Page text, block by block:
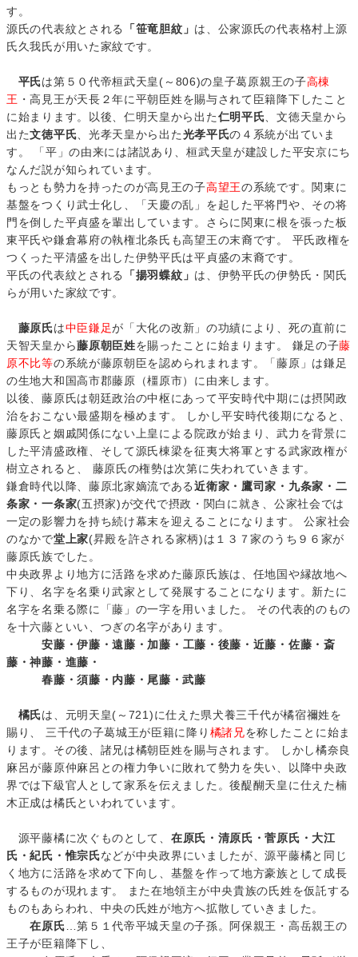
す。
源氏の代表紋とされる
「笹竜胆紋」 は、公家源氏の代表格村上源
氏久我氏が用いた家紋です。
平氏は第５０代帝桓武天皇(～806)の皇子葛原親王の子高棟
王 ・高見王が天長２年に平朝臣姓を賜与されて臣籍降下したこと
に始まります。以後、仁明天皇から出た仁明平氏、文徳天皇から
出た文徳平氏、光孝天皇から出た光孝平氏の４系統が出ていま
す。 「平」の由来には諸説あり、桓武天皇が建設した平安京にち
なんだ説が知られています。
もっとも勢力を持ったのが高見王の子高望王の系統です。関東に
基盤をつくり武士化し、「天慶の乱」を起した平将門や、その将
門を倒した平貞盛を輩出しています。さらに関東に根を張った板
東平氏や鎌倉幕府の執権北条氏も高望王の末裔です。 平氏政権を
つくった平清盛を出した伊勢平氏は平貞盛の末裔です。
平氏の代表紋とされる
「揚羽蝶紋」 は、伊勢平氏の伊勢氏・関氏
らが用いた家紋です。
藤原氏は中臣鎌足が「大化の改新」の功績により、死の直前に
天智天皇から藤原朝臣姓を賜ったことに始まります。 鎌足の子藤
原不比等の系統が藤原朝臣を認められまれます。「藤原」は鎌足
の生地大和国高市郡藤原（橿原市）に由来します。
以後、藤原氏は朝廷政治の中枢にあって平安時代中期には摂関政
治をおこない最盛期を極めます。 しかし平安時代後期になると、
藤原氏と姻戚関係にない上皇による院政が始まり、武力を背景に
した平清盛政権、そして源氏棟梁を征夷大将軍とする武家政権が
樹立されると、 藤原氏の権勢は次第に失われていきます。
鎌倉時代以降、藤原北家嫡流である近衛家・鷹司家・九条家・二
条家・一条家(五摂家)が交代で摂政・関白に就き、公家社会では
一定の影響力を持ち続け幕末を迎えることになります。 公家社会
のなかで堂上家(昇殿を許される家柄)は１３７家のうち９６家が
藤原氏族でした。
中央政界より地方に活路を求めた藤原氏族は、任地国や縁故地へ
下り、名字を名乗り武家として発展することになります。新たに
名字を名乗る際に「藤」の一字を用いました。 その代表的のもの
を十六藤といい、つぎの名字があります。
安藤・伊藤・遠藤・加藤・工藤・後藤・近藤・佐藤・斎
藤・神藤・進藤・
春藤・須藤・内藤・尾藤・武藤
橘氏は、元明天皇(～721)に仕えた県犬養三千代が橘宿禰姓を
賜り、 三千代の子葛城王が臣籍に降り 橘諸兄を称したことに始ま
ります。その後、諸兄は橘朝臣姓を賜与されます。 しかし橘奈良
麻呂が藤原仲麻呂との権力争いに敗れて勢力を失い、以降中央政
界では下級官人として家系を伝えました。後醍醐天皇に仕えた楠
木正成は橘氏といわれています。
源平藤橘に次ぐものとして、 在原氏・清原氏・菅原氏・大江
氏・紀氏・惟宗氏などが中央政界にいましたが、源平藤橘と同じ
く地方に活路を求めて下向し、基盤を作って地方豪族として成長
するものが現れます。 また在地領主が中央貴族の氏姓を仮託する
ものもあらわれ、中央の氏姓が地方へ拡散していきました。
在原氏…第５１代帝平城天皇の子孫。阿保親王・高岳親王の
王子が臣籍降下し、